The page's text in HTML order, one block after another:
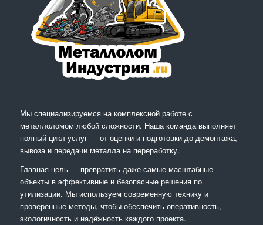
Мы специализируемся на комплексной работе с
металлоломом любой сложности. Наша команда выполняет
полный цикл услуг — от оценки и подготовки до демонтажа,
вывоза и передачи металла на переработку.
Главная цель — превратить даже самые масштабные
объекты в эффективные и безопасные решения по
утилизации. Мы используем современную технику и
проверенные методы, чтобы обеспечить оперативность,
экологичность и надёжность каждого проекта.